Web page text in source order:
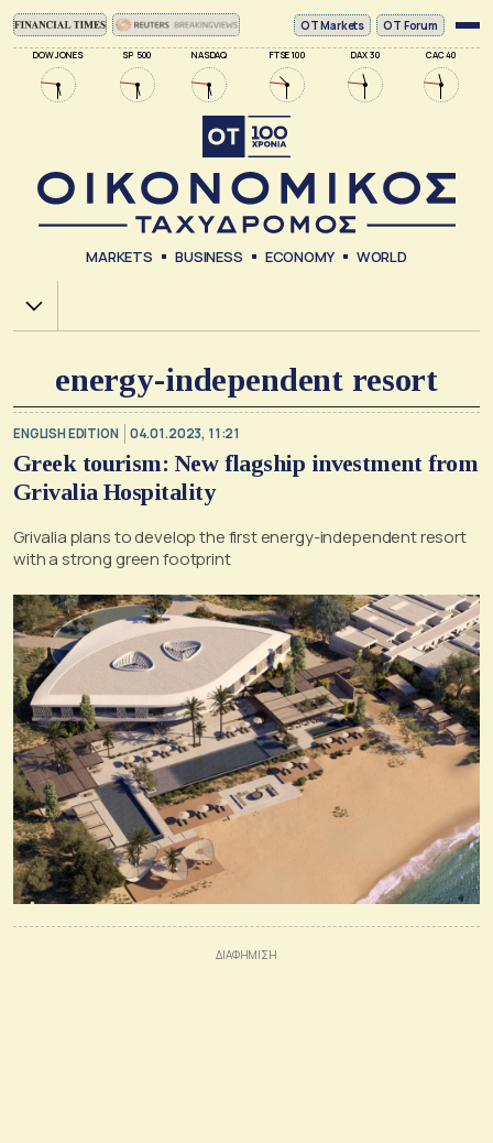
DOW JONES SP 500 NASDAQ FTSE 100 DAX 30 CAC 40
ΟΤ Markets OT Forum
MARKETS BUSINESS ECONOMY WORLD
Χ.Α.
energy-independent resort
ENGLISH EDITION 04.01.2023, 11:21
Greek tourism: New flagship investment from
Grivalia Hospitality
Grivalia plans to develop the first energy-independent resort
with a strong green footprint